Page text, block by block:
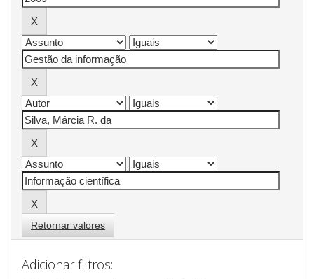
Retornar valores
Adicionar filtros: